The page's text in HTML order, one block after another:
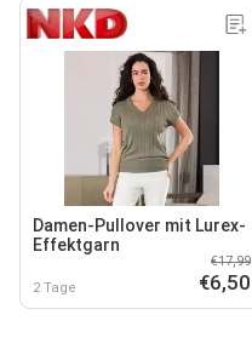
Damen-Pullover mit Lurex-
Effektgarn
2 Tage
€17,99
€6,50